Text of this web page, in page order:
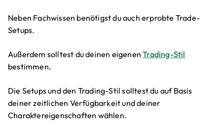
Neben Fachwissen benötigst du auch erprobte Trade-
Setups.
Außerdem solltest du deinen eigenenTrading-Stil
bestimmen.
Die Setups und den Trading-Stil solltest du auf Basis
deiner zeitlichen Verfügbarkeit und deiner
Charaktereigenschaften wählen.